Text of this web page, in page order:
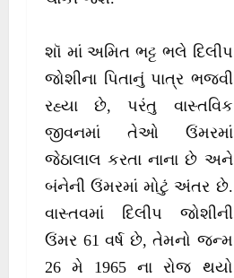
શૉ માં અમિત ભટ્ટ ભલે દિલીપ
જોશીના પિતાનું પાત્ર ભજવી
રહ્યા છે, પરંતુ વાસ્તવિક
જીવનમાં તેઓ ઉંમરમાં
જેઠાલાલ કરતા નાના છે અને
બંનેની ઉંમરમાં મોટું અંતર છે.
વાસ્તવમાં દિલીપ જોશીની
ઉંમર 61 વર્ષ છે, તેમનો જન્મ
26 મે 1965 ના રોજ થયો